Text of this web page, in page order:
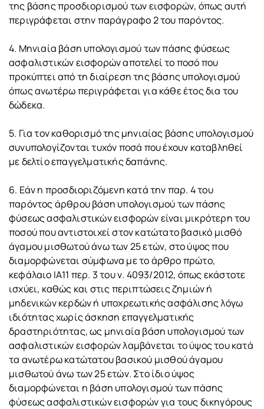
της βάσης προσδιορισμού των εισφορών, όπως αυτή
περιγράφεται στην παράγραφο 2 του παρόντος.
4. Μηνιαία βάση υπολογισμού των πάσης φύσεως
ασφαλιστικών εισφορών αποτελεί το ποσό που
προκύπτει από τη διαίρεση της βάσης υπολογισμού
όπως ανωτέρω περιγράφεται για κάθε έτος δια του
δώδεκα.
5. Για τον καθορισμό της μηνιαίας βάσης υπολογισμού
συνυπολογίζονται τυχόν ποσά που έχουν καταβληθεί
με δελτίο επαγγελματικής δαπάνης.
6. Εάν η προσδιοριζόμενη κατά την παρ. 4 του
παρόντος άρθρου βάση υπολογισμού των πάσης
φύσεως ασφαλιστικών εισφορών είναι μικρότερη του
ποσού που αντιστοιχεί στον κατώτατο βασικό μισθό
άγαμου μισθωτού άνω των 25 ετών, στο ύψος που
διαμορφώνεται σύμφωνα με το άρθρο πρώτο,
κεφάλαιο ΙΑ11 περ. 3 του ν. 4093/2012, όπως εκάστοτε
ισχύει, καθώς και στις περιπτώσεις ζημιών ή
μηδενικών κερδών ή υποχρεωτικής ασφάλισης λόγω
ιδιότητας χωρίς άσκηση επαγγελματικής
δραστηριότητας, ως μηνιαία βάση υπολογισμού των
ασφαλιστικών εισφορών λαμβάνεται το ύψος του κατά
τα ανωτέρω κατώτατου βασικού μισθού άγαμου
μισθωτού άνω των 25 ετών. Στο ίδιο ύψος
διαμορφώνεται η βάση υπολογισμού των πάσης
φύσεως ασφαλιστικών εισφορών για τους δικηγόρους